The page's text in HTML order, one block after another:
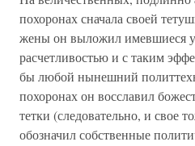
похоронах сначала своей
жены он выложил имевшиеся у
расчетливостью и с таким
бы любой нынешний
похоронах он восславил
тетки (следовательно, и свое
обозначил собственные